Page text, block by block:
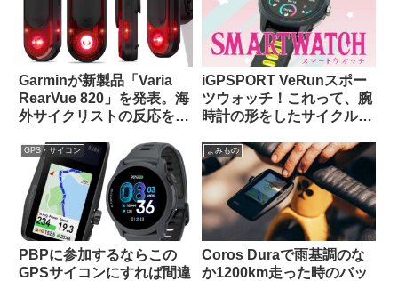
Garminが新製品「Varia
RearVue 820」を発表。海
外サイクリストの反応を観
iGPSPORT VeRunスポー
ツウォッチ！これって、腕
時計の形をしたサイクルコ
GPS・サイコン
PBPに参加するならこの
GPSサイコンにすれば間違
よみもの
Coros Duraで雨基調のな
か1200km走った時のバッ